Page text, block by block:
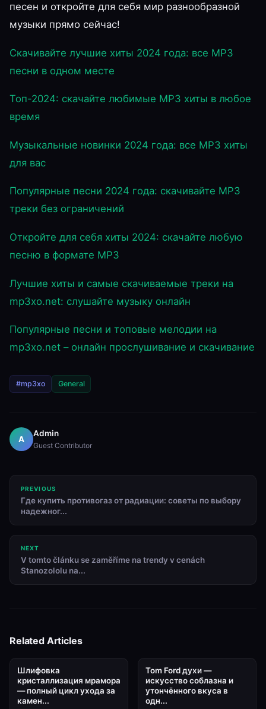
песен и откройте для себя мир разнообразной
музыки прямо сейчас!
Скачивайте лучшие хиты 2024 года: все MP3
песни в одном месте
Топ-2024: скачайте любимые MP3 хиты в любое
время
Музыкальные новинки 2024 года: все MP3 хиты
для вас
Популярные песни 2024 года: скачивайте MP3
треки без ограничений
Откройте для себя хиты 2024: скачайте любую
песню в формате MP3
Лучшие хиты и самые скачиваемые треки на
mp3xo.net: слушайте музыку онлайн
Популярные песни и топовые мелодии на
mp3xo.net – онлайн прослушивание и скачивание
#mp3xo General
A
Admin
Guest Contributor
PREVIOUS
Где купить противогаз от радиации: советы по выбору
надежног...
NEXT
V tomto článku se zaměříme na trendy v cenách
Stanozololu na...
Related Articles
Шлифовка
кристаллизация мрамора
— полный цикл ухода за
камен...
Tom Ford духи —
искусство соблазна и
утончённого вкуса в
одн...